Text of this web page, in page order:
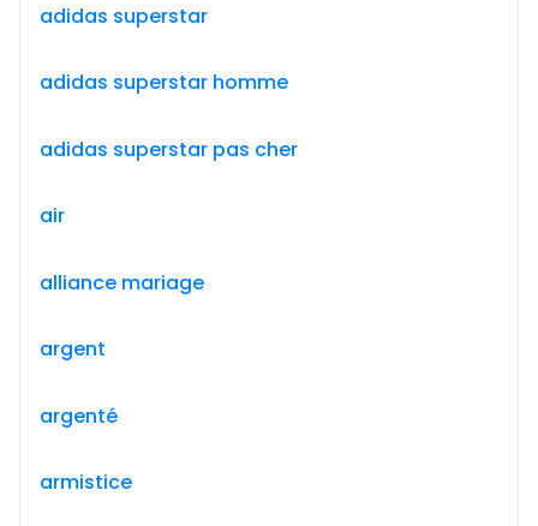
adidas superstar
adidas superstar homme
adidas superstar pas cher
air
alliance mariage
argent
argenté
armistice